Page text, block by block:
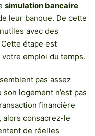
simulation bancaire
leur banque. De cette
avec des
étape est
emploi du temps.
pas assez
logement n’est pas
financière
alors consacrez-le
de réelles